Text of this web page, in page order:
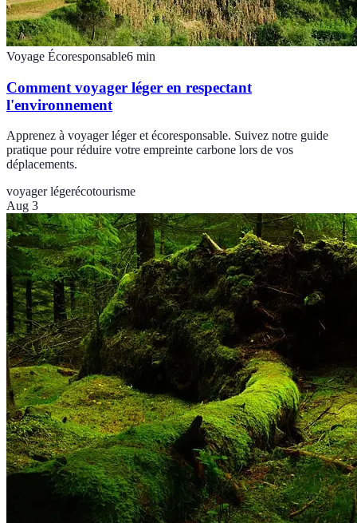
Voyage Écoresponsable6 min
Comment voyager léger en respectant
l'environnement
Apprenez à voyager léger et écoresponsable. Suivez notre guide
pratique pour réduire votre empreinte carbone lors de vos
déplacements.
voyager légerécotourisme
Aug 3